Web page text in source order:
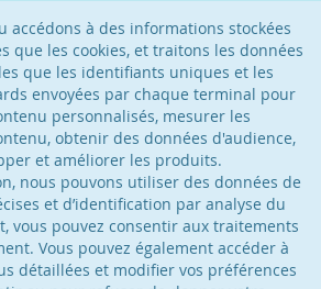
accédons à des informations stockées
que les cookies, et traitons les données
que les identifiants uniques et les
envoyées par chaque terminal pour
personnalisés, mesurer les
obtenir des données d'audience,
et améliorer les produits.
nous pouvons utiliser des données de
et d’identification par analyse du
vous pouvez consentir aux traitements
Vous pouvez également accéder à
détaillées et modifier vos préférences